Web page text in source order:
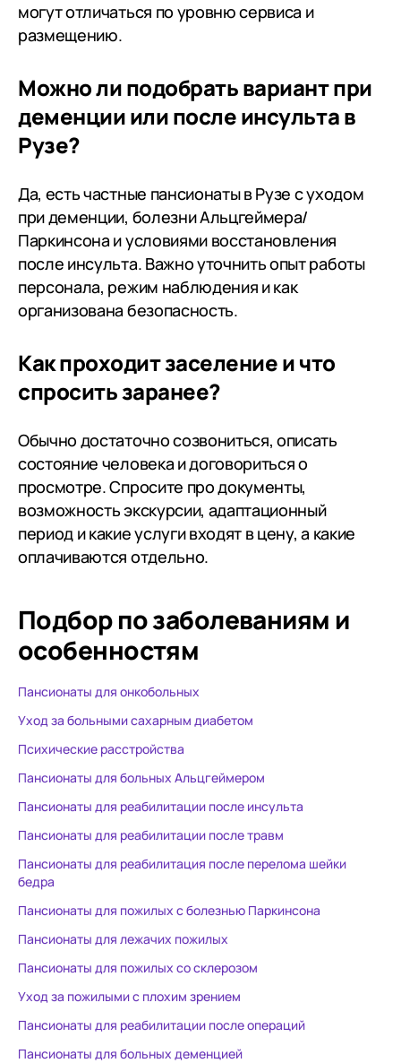
могут отличаться по уровню сервиса и
размещению.
Можно ли подобрать вариант при
деменции или после инсульта в
Рузе?
Да, есть частные пансионаты в Рузе с уходом
при деменции, болезни Альцгеймера/
Паркинсона и условиями восстановления
после инсульта. Важно уточнить опыт работы
персонала, режим наблюдения и как
организована безопасность.
Как проходит заселение и что
спросить заранее?
Обычно достаточно созвониться, описать
состояние человека и договориться о
просмотре. Спросите про документы,
возможность экскурсии, адаптационный
период и какие услуги входят в цену, а какие
оплачиваются отдельно.
Подбор по заболеваниям и
особенностям
Пансионаты для онкобольных
Уход за больными сахарным диабетом
Психические расстройства
Пансионаты для больных Альцгеймером
Пансионаты для реабилитации после инсульта
Пансионаты для реабилитации после травм
Пансионаты для реабилитация после перелома шейки
бедра
Пансионаты для пожилых с болезнью Паркинсона
Пансионаты для лежачих пожилых
Пансионаты для пожилых со склерозом
Уход за пожилыми с плохим зрением
Пансионаты для реабилитации после операций
Пансионаты для больных деменцией